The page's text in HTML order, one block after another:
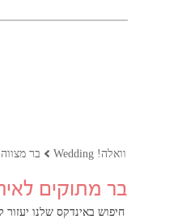
וואלה! Wedding בר
בר מתוקים
חיפוש באינדקס שלנו